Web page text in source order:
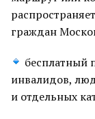
граждан
бесплатный
инвалидов,
и отдельных